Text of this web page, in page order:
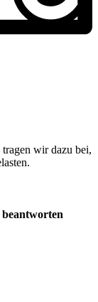
wir dazu bei,